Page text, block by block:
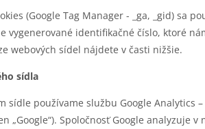
(Google Tag Manager - _ga, _gid) sa
vygenerované identifikačné číslo, ktoré
webových sídel nájdete v časti nižšie.
sídla
sídle používame službu Google Analytics
„Google“). Spoločnosť Google